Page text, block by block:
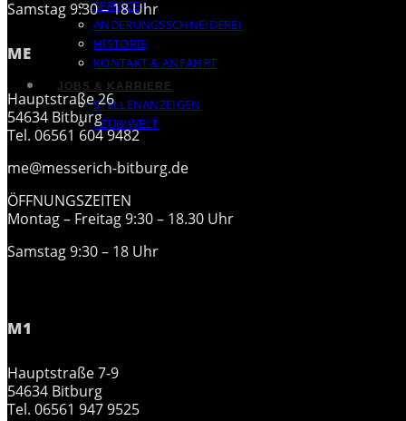
SERVICE
ÄNDERUNGSSCHNEIDEREI
HISTORIE
KONTAKT & ANFAHRT
JOBS & KARRIERE
STELLENANZEIGEN
AZUBIWELT
Samstag 9:30 – 18 Uhr
ME
Hauptstraße 26
54634 Bitburg
Tel. 06561 604 9482
me@messerich-bitburg.de
ÖFFNUNGSZEITEN
Montag – Freitag 9:30 – 18.30 Uhr
Samstag 9:30 – 18 Uhr
M1
Hauptstraße 7-9
54634 Bitburg
Tel. 06561 947 9525